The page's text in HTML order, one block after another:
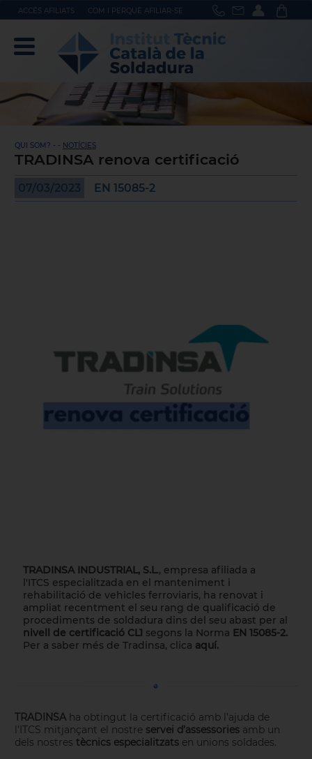
ACCÉS AFILIATS COM I PERQUÈ AFILIAR-SE
QUI SOM? - - NOTÍCIES
TRADINSA renova certificació
07/03/2023 EN 15085-2
TRADINSA INDUSTRIAL, S.L., empresa afiliada a
l'ITCS especialitzada en el manteniment i
rehabilitació de vehicles ferroviaris, ha renovat i
ampliat recentment el seu rang de qualificació de
procediments de soldadura dins del seu abast per al
nivell de certificació CL1 segons la Norma EN 15085-2.
Per a saber més de Tradinsa, clica aquí.
TRADINSA ha obtingut la certificació amb l’ajuda de
l’ITCS mitjançant el nostre servei d’assessoriesamb un
dels nostres tècnics especialitzatsen unions soldades.